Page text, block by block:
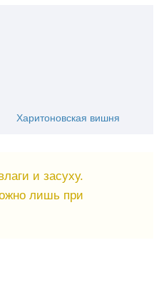
Харитоновская вишня
и засуху.
лишь при